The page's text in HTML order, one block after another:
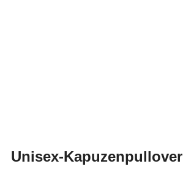
Unisex-Kapuzenpullover